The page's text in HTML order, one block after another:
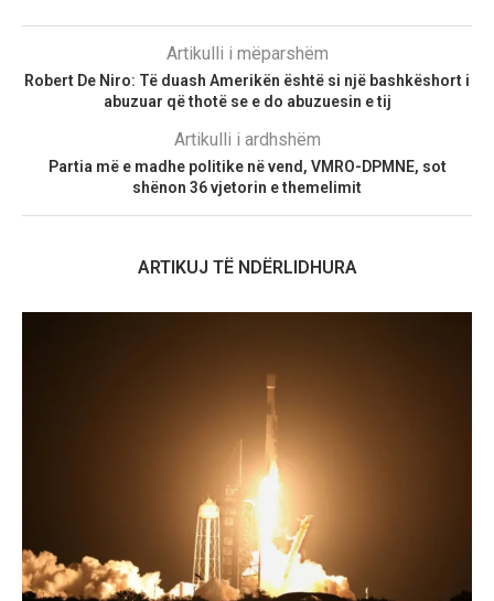
Artikulli i mëparshëm
Robert De Niro: Të duash Amerikën është si një bashkëshort i
abuzuar që thotë se e do abuzuesin e tij
Artikulli i ardhshëm
Partia më e madhe politike në vend, VMRO-DPMNE, sot
shënon 36 vjetorin e themelimit
ARTIKUJ TË NDËRLIDHURA